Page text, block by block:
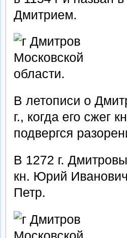
Дмитрием.
В летописи о
г., когда его сжег
подвергся
В 1272 г.
кн. Юрий
Петр.